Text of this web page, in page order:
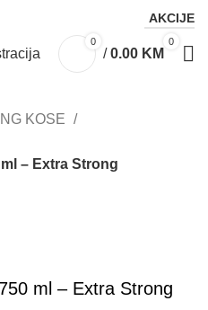
AKCIJE
0 0
/ 0.00 KM
KOSE
– Extra Strong
ml – Extra Strong